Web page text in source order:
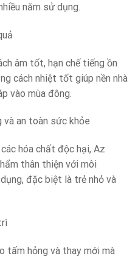
năm sử dụng.
âm tốt, hạn chế tiếng ồn
cách nhiệt tốt giúp nền nhà
vào mùa đông.
an toàn sức khỏe
hóa chất độc hại, Az
thân thiện với môi
đặc biệt là trẻ nhỏ và
tấm hỏng và thay mới mà